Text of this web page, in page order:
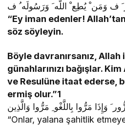
ف وَمَن ْ يُطِع ْ اللَّه َ وَرَسُولَه ُ ف
“Ey iman edenler!
söz söyleyin.
Böyle davranırsanız,
günahlarınızı bağışlar.
ve Resulüne itaat ederse,
ermiş olur.”1
وَإِذَا مَرُّوا بِاللَّغْو ِ مَرُّوا وَالَّذِين
“Onlar, yalana şahitlik